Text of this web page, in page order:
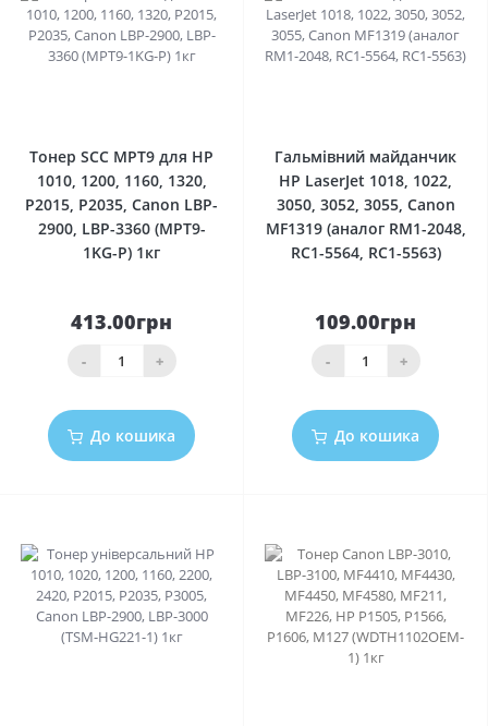
Тонер SCC MPT9 для HP
1010, 1200, 1160, 1320,
P2015, P2035, Canon LBP-
2900, LBP-3360 (MPT9-
1KG-P) 1кг
413.00грн
- +
До кошика
Гальмівний майданчик
HP LaserJet 1018, 1022,
3050, 3052, 3055, Canon
MF1319 (аналог RM1-2048,
RC1-5564, RC1-5563)
109.00грн
- +
До кошика